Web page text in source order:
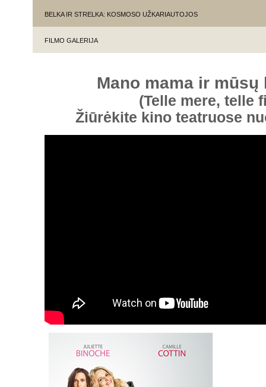
BELKA IR STRELKA: KOSMOSO UŽKARIAUTOJOS
FILMO GALERIJA
Mano mama ir
(Telle mere, telle
Žiūrėkite kino teatruose